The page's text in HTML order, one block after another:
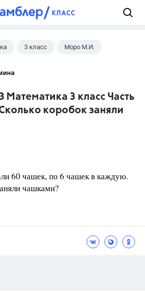
3 класс Моро М.И.
Математика 3 класс Часть
коробок заняли
60 чашек, по 6 чашек в каждую.
чашками?